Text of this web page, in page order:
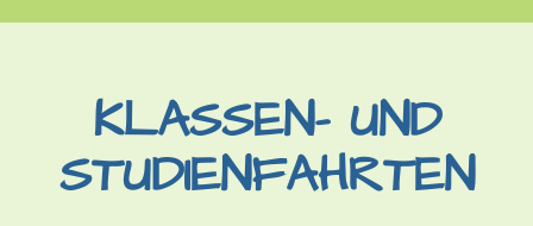
KLASSEN- UND
STUDIENFAHRTEN